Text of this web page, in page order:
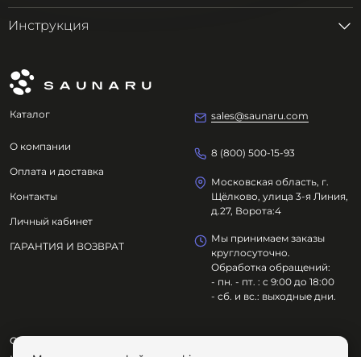
Инструкция
Каталог
О компании
Оплата и доставка
Контакты
Личный кабинет
ГАРАНТИЯ И ВОЗВРАТ
sales@saunaru.com
8 (800) 500-15-93
Московская область, г.
Щёлково, улица 3-я Линия,
д.27, Ворота:4
Мы принимаем заказы
круглосуточно.
Обработка обращений:
- пн. - пт. : с 9:00 до 18:00
- сб. и вс.: выходные дни.
ООО "ОЗДОРОВИТЕЛЬНЫЕ ТЕХНОЛОГИИ"